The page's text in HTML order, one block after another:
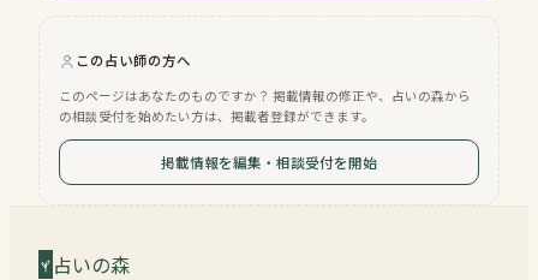
この占い師の方へ
このページはあなたのものですか？ 掲載情報の修正や、占いの森から
の相談受付を始めたい方は、掲載者登録ができます。
掲載情報を編集・相談受付を開始
占いの森